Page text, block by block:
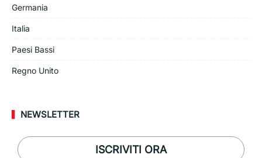
Germania
Italia
Paesi Bassi
Regno Unito
NEWSLETTER
ISCRIVITI ORA